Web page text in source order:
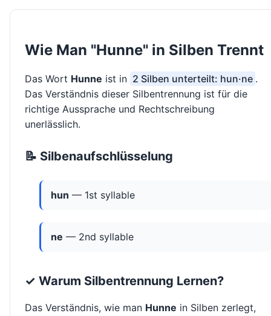
Wie Man "Hunne" in Silben Trennt
Das Wort Hunne ist in 2 Silben unterteilt: hun·ne .
Das Verständnis dieser Silbentrennung ist für die
richtige Aussprache und Rechtschreibung
unerlässlich.
📝 Silbenaufschlüsselung
hun — 1st syllable
ne — 2nd syllable
✓ Warum Silbentrennung Lernen?
Das Verständnis, wie man Hunne in Silben zerlegt,